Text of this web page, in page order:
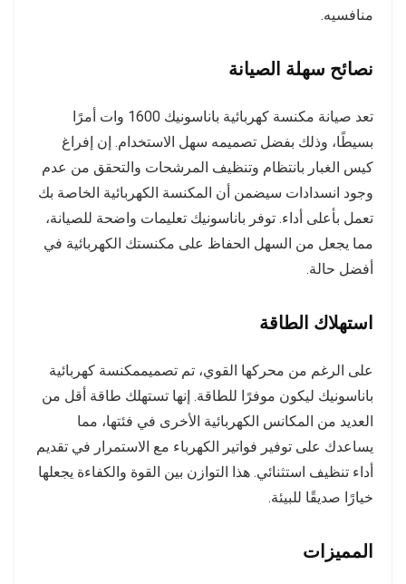
منافسيه.
نصائح سهلة الصيانة
تعد صيانة مكنسة كهربائية باناسونيك 1600 وات أمرًا
بسيطًا، وذلك بفضل تصميمه سهل الاستخدام. إن إفراغ
كيس الغبار بانتظام وتنظيف المرشحات والتحقق من عدم
وجود انسدادات سيضمن أن المكنسة الكهربائية الخاصة بك
تعمل بأعلى أداء. توفر باناسونيك تعليمات واضحة للصيانة،
مما يجعل من السهل الحفاظ على مكنستك الكهربائية في
أفضل حالة.
استهلاك الطاقة
على الرغم من محركها القوي، تم تصميممكنسة كهربائية
باناسونيك ليكون موفرًا للطاقة. إنها تستهلك طاقة أقل من
العديد من المكانس الكهربائية الأخرى في فئتها، مما
يساعدك على توفير فواتير الكهرباء مع الاستمرار في تقديم
أداء تنظيف استثنائي. هذا التوازن بين القوة والكفاءة يجعلها
خيارًا صديقًا للبيئة.
المميزات